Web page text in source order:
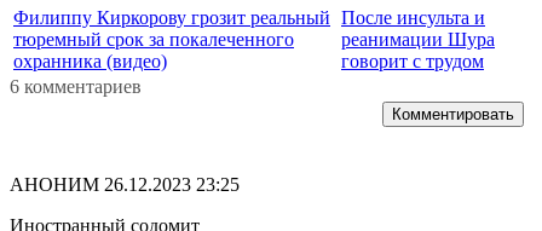
Филиппу Киркорову грозит реальный
тюремный срок за покалеченного
охранника (видео)
После инсульта и
реанимации Шура
говорит с трудом
6 комментариев
Комментировать
АНОНИМ 26.12.2023 23:25
Иностранный содомит